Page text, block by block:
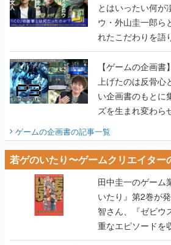
とはいったい何が
ウ・外山圭一郎ら
れたこだわりを語
画書】
【ゲームの企画
上げたのは反骨心
い企画書のもとに
ズを生まれ変わら
ビュー】
ゲームの企画書の記事一覧
若ゲのいたり〜ゲームクリエイター
田中圭一のゲーム
いたり』第2巻が
智さん、『ゼビウ
重なエピソードを